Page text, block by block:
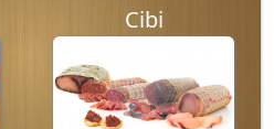
Cibi